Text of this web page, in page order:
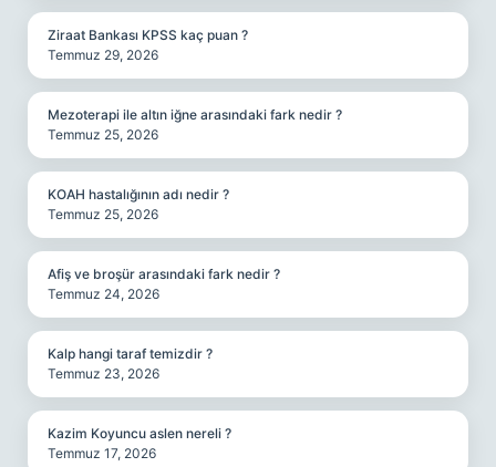
Ziraat Bankası KPSS kaç puan ?
Temmuz 29, 2026
Mezoterapi ile altın iğne arasındaki fark nedir ?
Temmuz 25, 2026
KOAH hastalığının adı nedir ?
Temmuz 25, 2026
Afiş ve broşür arasındaki fark nedir ?
Temmuz 24, 2026
Kalp hangi taraf temizdir ?
Temmuz 23, 2026
Kazim Koyuncu aslen nereli ?
Temmuz 17, 2026